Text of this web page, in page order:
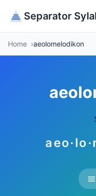
Separator
Home aeolomelodikon